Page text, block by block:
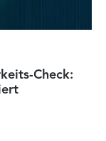
Check: